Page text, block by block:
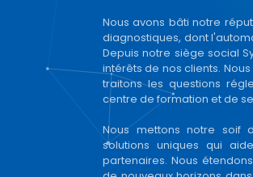
Nous avons bâti notre
diagnostiques, dont
Depuis notre siège social
intérêts de nos clients.
traitons les questions
centre de formation et de
Nous mettons notre soif
solutions uniques qui
partenaires. Nous